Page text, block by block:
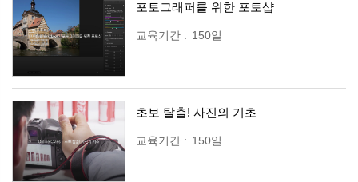
포토그래퍼를 위한 포토샵
교육기간 : 150일
초보 탈출! 사진의 기초
교육기간 : 150일